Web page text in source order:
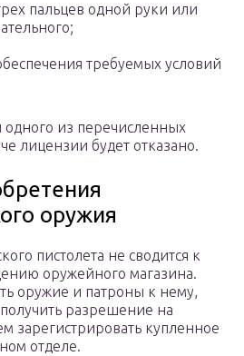
пальцев одной руки или
требуемых условий
из перечисленных
лицензии будет отказано.
оружия
пистолета не сводится к
оружейного магазина.
оружие и патроны к нему,
разрешение на
зарегистрировать купленное
отделе.